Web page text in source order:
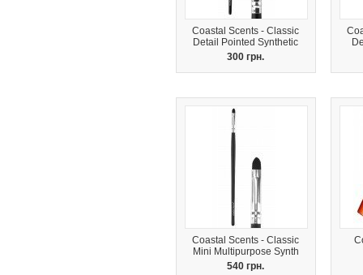
Coastal Scents - Classic
Detail Pointed Synthetic
300 грн.
Coastal Scents - Classic
Mini Multipurpose Synth
540 грн.